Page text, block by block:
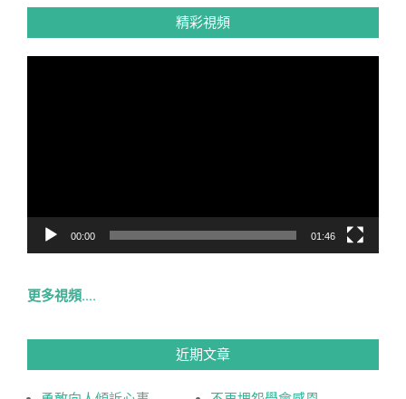
精彩視頻
00:00 01:46
更多視頻….
近期文章